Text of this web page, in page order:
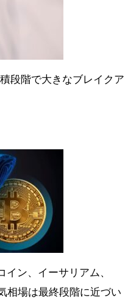
段階で大きなブレイクア
ン、イーサリアム、
相場は最終段階に近づい